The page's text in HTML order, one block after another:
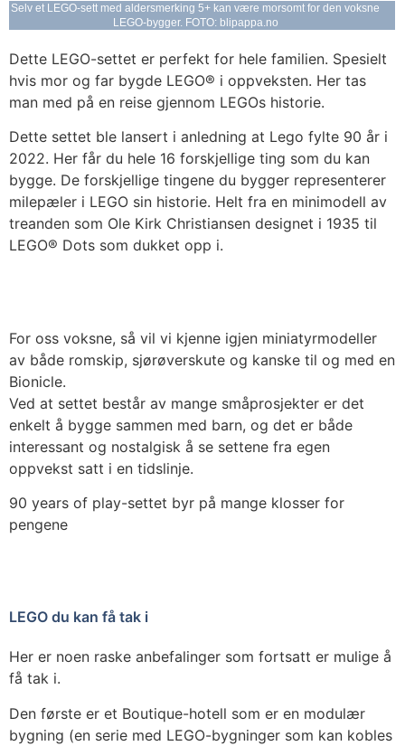
Selv et LEGO-sett med aldersmerking 5+ kan være morsomt for den voksne
LEGO-bygger. FOTO: blipappa.no
Dette LEGO-settet er perfekt for hele familien. Spesielt
hvis mor og far bygde LEGO® i oppveksten. Her tas
man med på en reise gjennom LEGOs historie.
Dette settet ble lansert i anledning at Lego fylte 90 år i
2022. Her får du hele 16 forskjellige ting som du kan
bygge. De forskjellige tingene du bygger representerer
milepæler i LEGO sin historie. Helt fra en minimodell av
treanden som Ole Kirk Christiansen designet i 1935 til
LEGO® Dots som dukket opp i.
For oss voksne, så vil vi kjenne igjen miniatyrmodeller
av både romskip, sjørøverskute og kanske til og med en
Bionicle.
Ved at settet består av mange småprosjekter er det
enkelt å bygge sammen med barn, og det er både
interessant og nostalgisk å se settene fra egen
oppvekst satt i en tidslinje.
90 years of play-settet byr på mange klosser for
pengene
LEGO du kan få tak i
Her er noen raske anbefalinger som fortsatt er mulige å
få tak i.
Den første er et Boutique-hotell som er en modulær
bygning (en serie med LEGO-bygninger som kan kobles